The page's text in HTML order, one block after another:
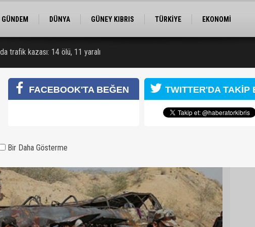
GÜNDEM DÜNYA GÜNEY KIBRIS TÜRKİYE
EKONOMİ
trafik kazası: 14 ölü, 11 yaralı
Kongresi için kayıtlar sürüyor
FACEBOOK'TA BEĞEN TWITTER'DA TAKİP
Bir Daha Gösterme